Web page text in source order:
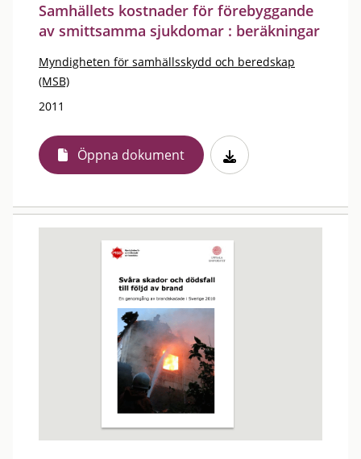
Samhällets kostnader för förebyggande
av smittsamma sjukdomar : beräkningar
Myndigheten för samhällsskydd och beredskap
(MSB)
2011
Öppna dokument